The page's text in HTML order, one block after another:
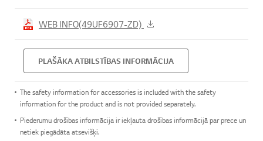
WEB INFO(49UF6907-ZD)
PLAŠĀKA ATBILSTĪBAS INFORMĀCIJA
The safety information for accessories is included with the safety
information for the product and is not provided separately.
Piederumu drošības informācija ir iekļauta drošības informācijā par prece un
netiek piegādāta atsevišķi.